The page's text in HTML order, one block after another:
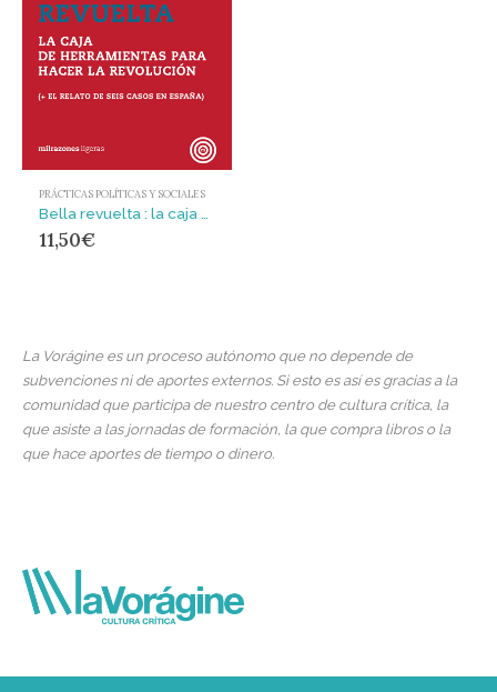
PRÁCTICAS POLÍTICAS Y SOCIALES
Bella revuelta : la caja de herramientas para hacer la revolución
11,50€
La Vorágine es un proceso autónomo que no depende de
subvenciones ni de aportes externos. Si esto es así es gracias a la
comunidad que participa de nuestro centro de cultura crítica, la
que asiste a las jornadas de formación, la que compra libros o la
que hace aportes de tiempo o dinero.